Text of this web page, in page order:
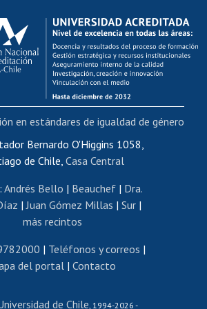
Calificación académica
Postulación al AUCAI
Funcionarias/os
internos de capacitación
Bienestar del personal
de movilidad interna
Certificado de renta
de renta honorarios
Editar páginas blancas
Extranjeras/os
y reconocimiento de títulos
al Programa de Movilidad Estudiantil
Cursos de español
Bernardo O'Higgins 1058,
de Chile,Casa Central
: Andrés Bello | Beauchef| Dra.
|Juan Gómez Millas | Sur |
más recintos
| Teléfonos y correos |
del portal| Contacto
de Chile, 1994-2026 -
en estándares de igualdad de género